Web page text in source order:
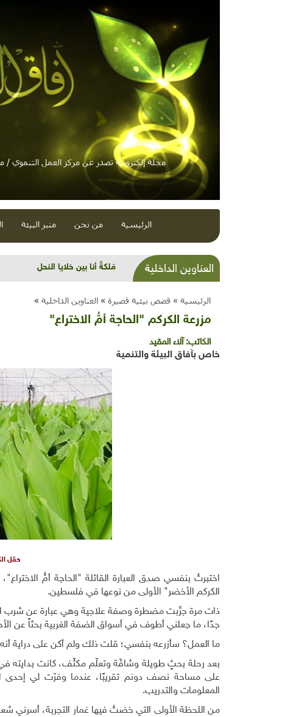
مجلة إلكترونية تصدر عن مركز العمل التنموي /
الرئيسية من نحن منبر البيئة
العناوين الداخلية خفْض استهلاك المواد المضرة بنحو 500 طن سنوياً: لبنان ملتزم بحماية
الرئيسية » قصص بيئية قصيرة » العناوين الداخلية »
مزرعة الكركم "الحاجة أمُّ الاختراع"
الكاتب: آلاء المقيد
خاص بآفاق البيئة والتنمية
حقل
اختبرتُ بنفسي صدق العبارة القائلة "الحاجة أمُّ
الكركم الأخضر" الأولى من نوعها في فلسطين.
ذات مرة جرَّبت مضطرة وصفة علاجية وهي عبارة عن شرب
جدًا، ما جعلني أطوف في أسواق الضفة الغربية بحثاً عن
ما العمل؟ سأزرعه بنفسي؛ قلت ذلك ولم أكن على دراية أنه
على مساحة نصف دونم تقريبًا، عندما وفرّت لي إحدى
المعلومات والتدريب.
من اللحظة الأولى التي خضتُ فيها غمار التجربة، أسرني